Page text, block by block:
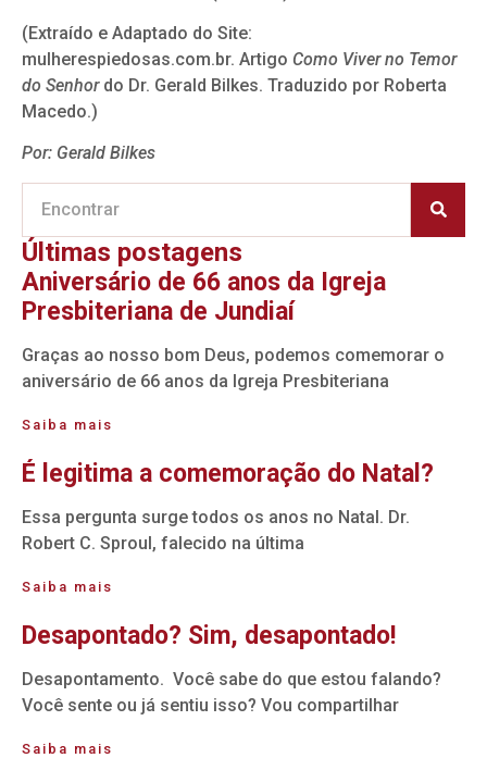
(Extraído e Adaptado do Site:
mulherespiedosas.com.br. Artigo Como Viver no Temor
do Senhor do Dr. Gerald Bilkes. Traduzido por Roberta
Macedo.)
Por: Gerald Bilkes
Últimas postagens
Aniversário de 66 anos da Igreja
Presbiteriana de Jundiaí
Graças ao nosso bom Deus, podemos comemorar o
aniversário de 66 anos da Igreja Presbiteriana
Saiba mais
É legitima a comemoração do Natal?
Essa pergunta surge todos os anos no Natal. Dr.
Robert C. Sproul, falecido na última
Saiba mais
Desapontado? Sim, desapontado!
Desapontamento. Você sabe do que estou falando?
Você sente ou já sentiu isso? Vou compartilhar
Saiba mais